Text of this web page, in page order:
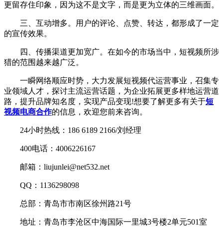
更留存住印象，因为这不是文字，而是更为立体的三维画面。
三、互动增多。用户的评论、点赞、转达，都形成了一定
的宣传效果。
四、传播渠道更加宽广。在如今的市场当中，短视频所涉
猎的范围越来越广泛。
一瞬网络顺应时势，大力发展短视频代运营事业，召集专
业领域人才，探讨主流运营话题，为企业拓展更多样地运营道
路，提升品牌知名度，实现产品变现!想要了解更多有关于短
视频电商合作的信息，欢迎您前来咨询。
24小时热线：186 6189 2166/刘经理
400电话：4006226167
邮箱：liujunlei@net532.net
QQ：1136298098
总部：青岛市市南区徐州路21号
地址：青岛市李沧区中海国际一里城3号楼2单元501室